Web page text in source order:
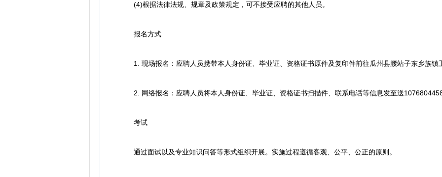
(4)根据法律法规、规章及政策规定，可不接受应聘的其他人员。
报名方式
1. 现场报名：应聘人员携带本人身份证、毕业证、资格证书原件及复印件前往瓜州县腰站子东乡族镇
2. 网络报名：应聘人员将本人身份证、毕业证、资格证书扫描件、联系电话等信息发至送
考试
通过面试以及专业知识问答等形式组织开展。实施过程遵循客观、公平、公正的原则。